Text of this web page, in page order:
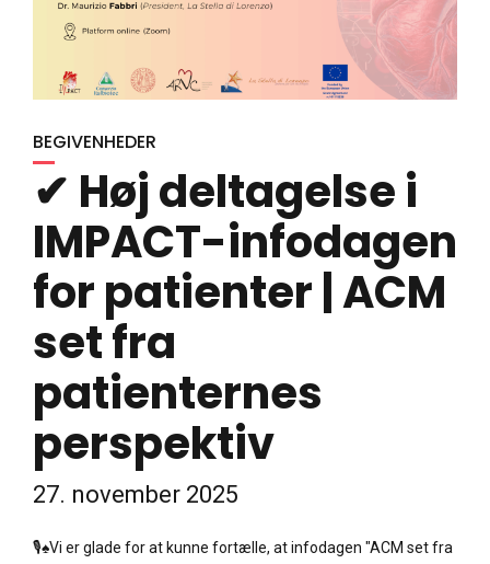
BEGIVENHEDER
✔ Høj deltagelse i
IMPACT-infodagen
for patienter | ACM
set fra
patienternes
perspektiv
27. november 2025
🎙♠Vi er glade for at kunne fortælle, at infodagen "ACM set fra